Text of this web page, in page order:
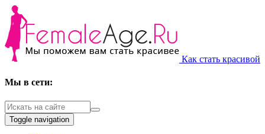
Как стать красивой
Мы в сети:
Toggle navigation